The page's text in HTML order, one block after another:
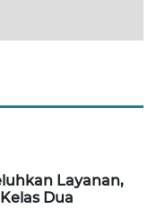
Layanan,
Dua